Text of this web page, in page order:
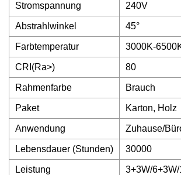
Stromspannung 240V
Abstrahlwinkel 45°
Farbtemperatur 3000K-
CRI(Ra>) 80
Rahmenfarbe Brauch
Paket Karton, Holz
Anwendung Zuhause/
Lebensdauer (Stunden) 30000
Leistung 3+3W/